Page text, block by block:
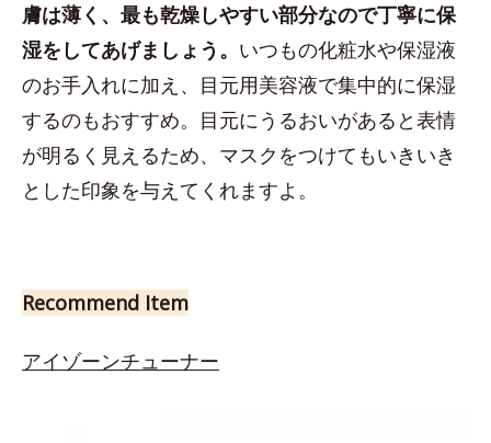
膚は薄く、最も乾燥しやすい部分なので丁寧に保
湿をしてあげましょう。 いつもの化粧水や保湿液
のお手入れに加え、目元用美容液で集中的に保湿
するのもおすすめ。目元にうるおいがあると表情
が明るく見えるため、マスクをつけてもいきいき
とした印象を与えてくれますよ。
Recommend Item
アイゾーンチューナー